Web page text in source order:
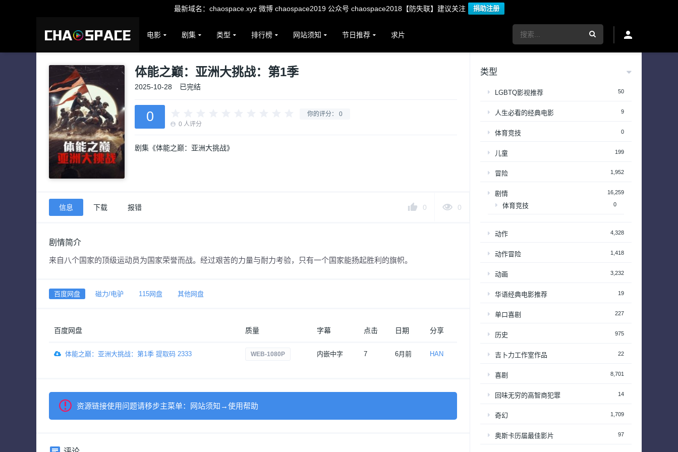
最新域名：chaospace.xyz 微博 chaospace2019 公众号 chaospace2018【防失联】建议关注 捐助注册
电影 剧集 类型 排行榜 网站须知 节日推荐 求片
体能之巅：亚洲大挑战：第1季
2025-10-28 已完结
你的评分： 0
0 0 人评分
剧集《体能之巅：亚洲大挑战》
0 0
信息 下载 报错
剧情简介
来自八个国家的顶级运动员为国家荣誉而战。经过艰苦的力量与耐力考验，只有一个国家能扬起胜利的旗帜。
百度网盘 磁力/电驴 115网盘 其他网盘
百度网盘 质量 字幕 点击 日期 分享
体能之巅：亚洲大挑战：第1季 提取码 2333 WEB-1080P 内嵌中字 7 6月前 HAN
资源链接使用问题请移步主菜单：网站须知→使用帮助
类型
LGBTQ影视推荐 50
人生必看的经典电影 9
体育竞技 0
儿童 199
冒险 1,952
剧情 16,259
体育竞技 0
动作 4,328
动作冒险 1,418
动画 3,232
华语经典电影推荐 19
单口喜剧 227
历史 975
吉卜力工作室作品 22
喜剧 8,701
回味无穷的高智商犯罪 14
奇幻 1,709
奥斯卡历届最佳影片 97